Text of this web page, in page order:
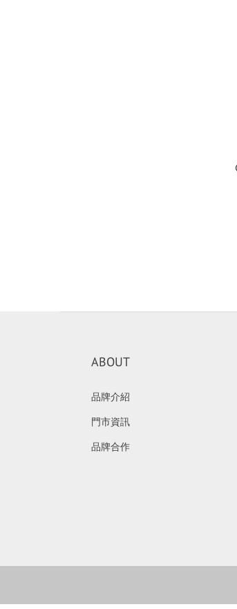
ABOUT
品牌介紹
門市資訊
品牌合作